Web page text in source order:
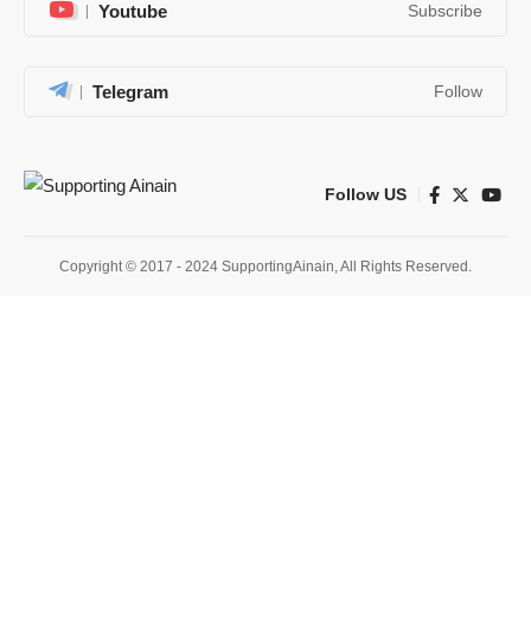
Youtube Subscribe
Telegram Follow
Follow US
Copyright © 2017 - 2024 SupportingAinain, All Rights Reserved.